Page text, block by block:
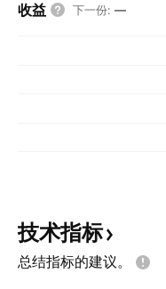
收益 下一份: —
技术指标
总结指标的建议。